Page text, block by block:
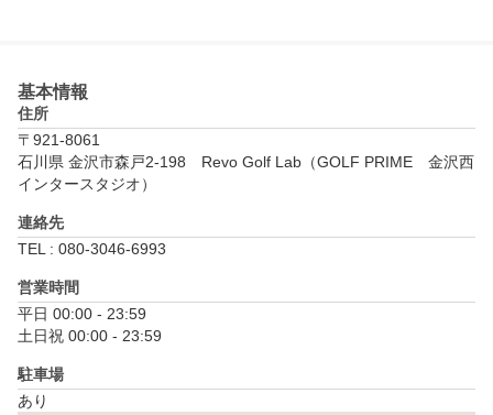
基本情報
住所
〒921-8061
石川県 金沢市森戸2-198　Revo Golf Lab（GOLF PRIME　金沢西
インタースタジオ）
連絡先
TEL : 080-3046-6993
営業時間
平日 00:00 - 23:59
土日祝 00:00 - 23:59
駐車場
あり